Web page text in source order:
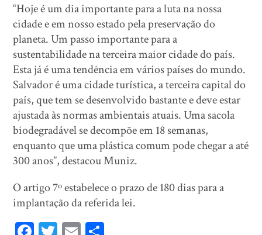
“Hoje é um dia importante para a luta na nossa
cidade e em nosso estado pela preservação do
planeta. Um passo importante para a
sustentabilidade na terceira maior cidade do país.
Esta já é uma tendência em vários países do mundo.
Salvador é uma cidade turística, a terceira capital do
país, que tem se desenvolvido bastante e deve estar
ajustada às normas ambientais atuais. Uma sacola
biodegradável se decompõe em 18 semanas,
enquanto que uma plástica comum pode chegar a até
300 anos”, destacou Muniz.
O artigo 7º estabelece o prazo de 180 dias para a
implantação da referida lei.